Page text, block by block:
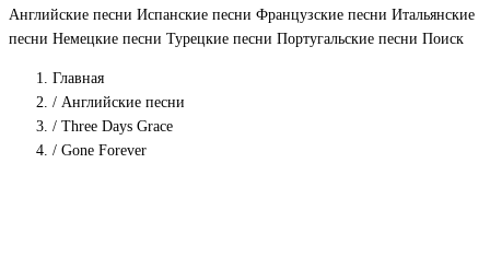
Английские песни Испанские песни Французские песни Итальянские
песни Немецкие песни Турецкие песни Португальские песни Поиск
Главная
/ Английские песни
/ Three Days Grace
/ Gone Forever